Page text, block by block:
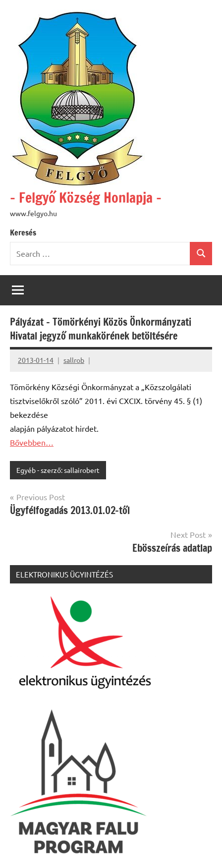
– Felgyő Község Honlapja –
www.felgyo.hu
Keresés
for:
Search
Pályázat – Tömörkényi Közös Önkormányzati
Hivatal jegyző munkakörének betöltésére
2013-01-14 sallrob
Tömörkény Községi Önkormányzat a „Közszolgálati
tisztviselőkről szóló” 2011. évi CXCIX. törvény 45. § (1)
bekezdése
alapján pályázatot hirdet.
Bővebben…
Egyéb - szerző: sallairobert
Bejegyzés
navigáció
Previous Post
Ügyfélfogadás 2013.01.02-től
Next Post
Ebösszeírás adatlap
ELEKTRONIKUS ÜGYINTÉZÉS